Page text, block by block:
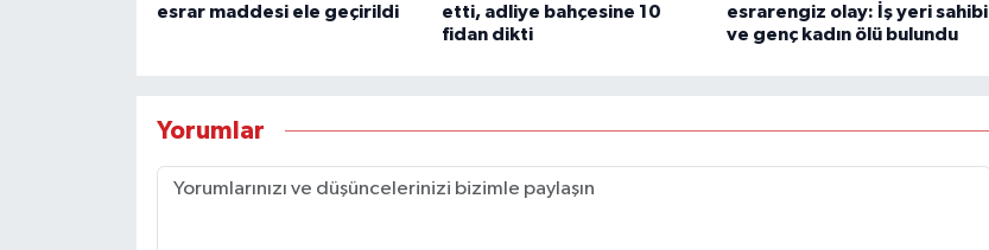
esrar maddesi ele geçirildi
etti, adliye bahçesine 10
fidan dikti
esrarengiz olay: İş yeri sahibi
ve genç kadın ölü bulundu
Yorumlar